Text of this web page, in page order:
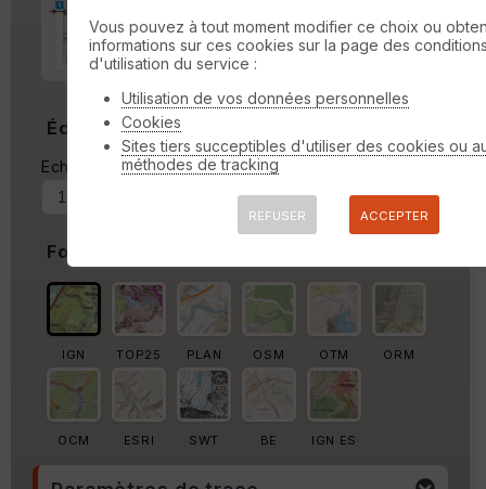
Marge autour de la trace
Échelle
Echelle actuelle : 1/13848
Fond de carte
IGN TOP25 PLAN OSM OTM ORM
OCM ESRI SWT BE IGN ES
Vous pouvez à tout moment modifier ce choix ou
informations sur ces cookies sur la page des
d'utilisation du service :
Utilisation de vos données personnelles
Cookies
Sites tiers succeptibles d'utiliser des cookies ou
méthodes de tracking
REFUSER ACCEPTER